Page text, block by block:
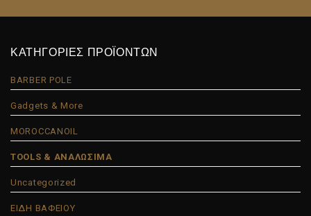
ΚΑΤΗΓΟΡΙΕΣ ΠΡΟΪΟΝΤΩΝ
BARBER POLE
Gadgets & More
MOROCCANOIL
TOOLS & ΑΝΑΛΩΣΙΜΑ
Uncategorized
ΕΙΔΗ ΒΑΦΕΙΟΥ